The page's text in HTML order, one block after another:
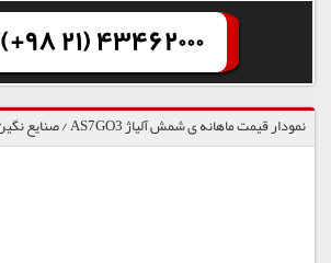
(+98 21) 43462000
نمودار قیمت ماهانه ی شمش آلیاژ AS7GO3 / صنایع نگین آلومینیوم گلپایگان